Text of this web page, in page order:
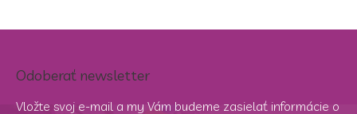
Odoberať newsletter
Vložte svoj e-mail a my Vám budeme zasielať informácie o